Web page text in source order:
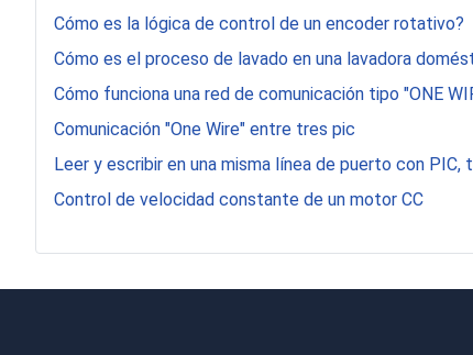
Cómo es la lógica de control de un encoder rotativo?
Cómo es el proceso de lavado en una lavadora
Cómo funciona una red de comunicación tipo "ONE
Comunicación "One Wire" entre tres pic
Leer y escribir en una misma línea de puerto con PIC,
Control de velocidad constante de un motor CC